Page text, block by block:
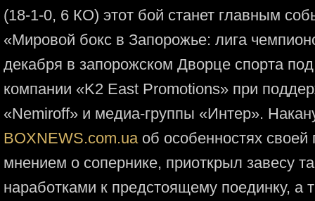
(18-1-0, 6 КО) этот бой станет главным
«Мировой бокс в Запорожье: лига
декабря в запорожском Дворце спорта
компании «K2 East Promotions» при
«Nemiroff» и медиа-группы «Интер».
BOXNEWS.com.uaоб особенностях своей
мнением о сопернике, приоткрыл завесу
наработками к предстоящему поединку, а